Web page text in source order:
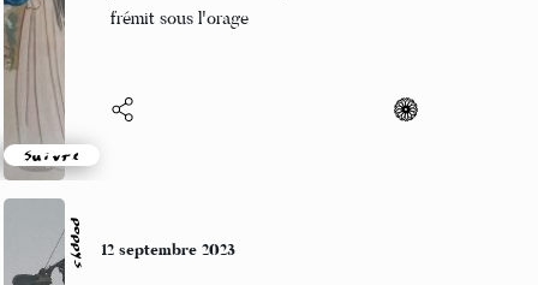
Suivre
Il faut attendre demain
10 septembre 2023